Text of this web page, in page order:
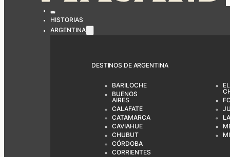
HISTORIAS
ARGENTINA
DESTINOS DE ARGENTINA
BARILOCHE
BUENOS
AIRES
CALAFATE
CATAMARCA
CAVIAHUE
CHUBUT
CÓRDOBA
CORRIENTES
EL